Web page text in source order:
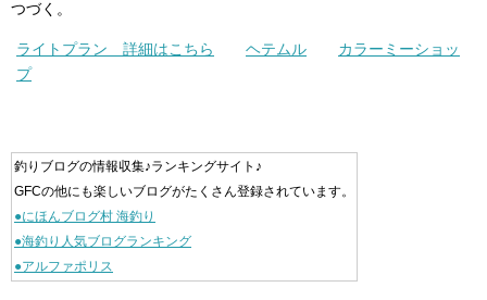
つづく。
ライトプラン 詳細はこちら ヘテムル
カラーミーショッ
プ
釣りブログの情報収集♪ランキングサイト♪
GFCの他にも楽しいブログがたくさん登録されています。
●にほんブログ村 海釣り
●海釣り人気ブログランキング
●アルファポリス